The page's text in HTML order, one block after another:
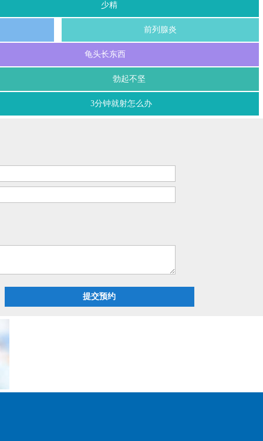
少精
前列腺炎
龟头长东西
勃起不坚
3分钟就射怎么办